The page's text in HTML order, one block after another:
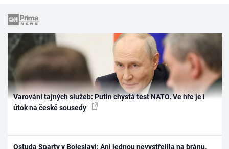
Varování tajných služeb: Putin chystá test NATO. Ve hře je i
útok na české sousedy
Ostuda Sparty v Boleslavi: Ani jednou nevystřelila na bránu,